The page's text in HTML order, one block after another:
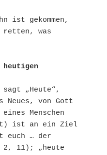
ist gekommen,
retten, was
sagt „Heute“,
Neues, von Gott
Menschen
ist an ein Ziel
euch … der
2, 11); „heute